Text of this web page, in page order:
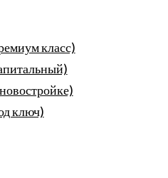
класс)
ключ)